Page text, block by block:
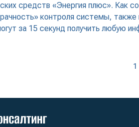
средств «Энергия плюс».
контроля системы,
за 15 секунд получить любую
1